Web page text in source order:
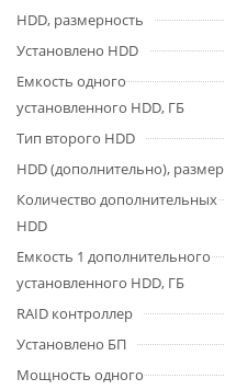
HDD, размерность
Установлено HDD
Емкость одного
установленного HDD, ГБ
Тип второго HDD
HDD (дополнительно), размер
Количество дополнительных
HDD
Емкость 1 дополнительного
установленного HDD, ГБ
RAID контроллер
Установлено БП
Мощность одного